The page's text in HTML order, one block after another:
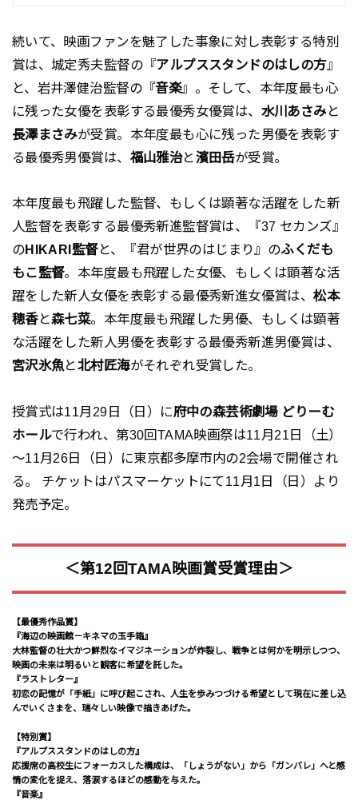
続いて、映画ファンを魅了した事象に対し表彰する特別
賞は、城定秀夫監督の『アルプススタンドのはしの方』
と、岩井澤健治監督の『音楽』。そして、本年度最も心
に残った女優を表彰する最優秀女優賞は、 水川あさみと
長澤まさみが受賞。本年度最も心に残った男優を表彰す
る最優秀男優賞は、 福山雅治と 濱田岳が受賞。
本年度最も飛躍した監督、もしくは顕著な活躍をした新
人監督を表彰する最優秀新進監督賞は、『37 セカンズ』
のHIKARI監督と、『君が世界のはじまり』のふくだも
もこ監督。本年度最も飛躍した女優、もしくは顕著な活
躍をした新人女優を表彰する最優秀新進女優賞は、松本
穂香と森七菜。本年度最も飛躍した男優、もしくは顕著
な活躍をした新人男優を表彰する最優秀新進男優賞は、
宮沢氷魚と北村匠海がそれぞれ受賞した。
授賞式は11月29日（日）に府中の森芸術劇場 どりーむ
ホールで行われ、第30回TAMA映画祭は11月21日（土）
～11月26日（日）に東京都多摩市内の2会場で開催され
る。 チケットはパスマーケットにて11月1日（日）より
発売予定。
＜第12回TAMA映画賞受賞理由＞
【最優秀作品賞】
『海辺の映画館－キネマの玉手箱』
大林監督の壮大かつ鮮烈なイマジネーションが炸裂し、戦争とは何かを明示しつつ、
映画の未来は明るいと観客に希望を託した。
『ラストレター』
初恋の記憶が「手紙」に呼び起こされ、人生を歩みつづける希望として現在に差し込
んでいくさまを、瑞々しい映像で描きあげた。
【特別賞】
『アルプススタンドのはしの方』
応援席の高校生にフォーカスした構成は、「しょうがない」から「ガンバレ」へと感
情の変化を捉え、落涙するほどの感動を与えた。
『音楽』